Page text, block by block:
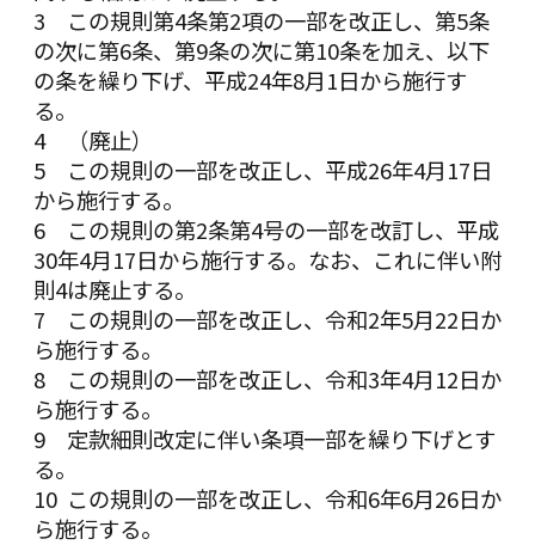
3 この規則第4条第2項の一部を改正し、第5条
の次に第6条、第9条の次に第10条を加え、以下
の条を繰り下げ、平成24年8月1日から施行す
る。
4 （廃止）
5 この規則の一部を改正し、平成26年4月17日
から施行する。
6 この規則の第2条第4号の一部を改訂し、平成
30年4月17日から施行する。なお、これに伴い附
則4は廃止する。
7 この規則の一部を改正し、令和2年5月22日か
ら施行する。
8 この規則の一部を改正し、令和3年4月12日か
ら施行する。
9 定款細則改定に伴い条項一部を繰り下げとす
る。
10 この規則の一部を改正し、令和6年6月26日か
ら施行する。